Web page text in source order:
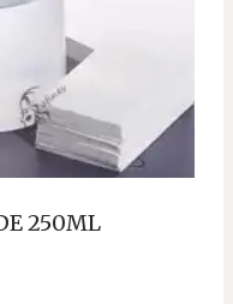
250ML